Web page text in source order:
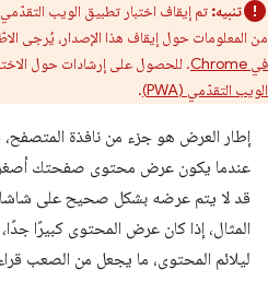
تنبيه:
من المعلومات حول إيقاف هذا الإصدار، يُرجى
في Chrome
. للحصول على إرشادات حول
الويب التقدّمي (PWA)
.
إطار العرض هو جزء من نافذة
عندما يكون عرض محتوى صفحتك أصغر
قد لا يتم عرضه بشكل صحيح على
المثال، إذا كان عرض المحتوى كبيرًا
ليلائم المحتوى، ما يجعل من الصعب